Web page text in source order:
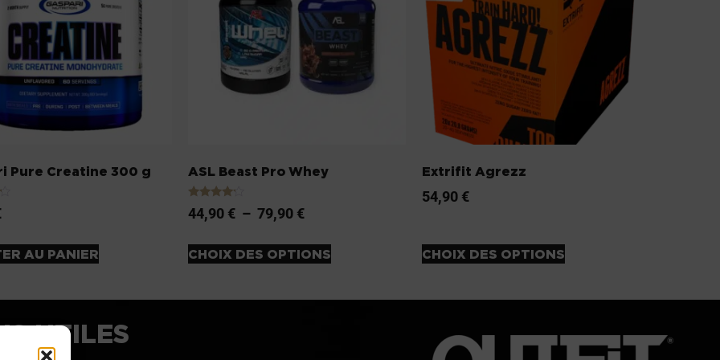
Pure Creatine 300 g
AU PANIER
ASL Beast Pro Whey
Note
4.00
44,90 € – 79,90 €
CHOIX DES OPTIONS
Extrifit Agrezz
54,90 €
CHOIX DES OPTIONS
UTILES